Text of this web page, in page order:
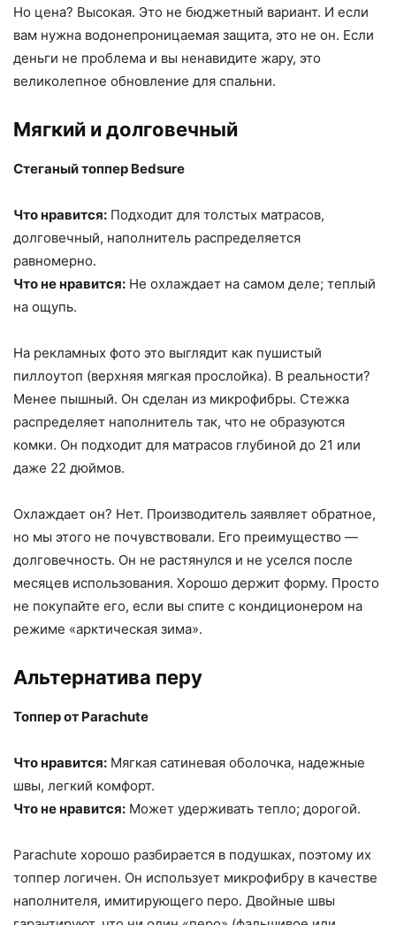
Но цена? Высокая. Это не бюджетный вариант. И если
вам нужна водонепроницаемая защита, это не он. Если
деньги не проблема и вы ненавидите жару, это
великолепное обновление для спальни.
Мягкий и долговечный
Стеганый топпер Bedsure
Что нравится: Подходит для толстых матрасов,
долговечный, наполнитель распределяется
равномерно.
Что не нравится: Не охлаждает на самом деле; теплый
на ощупь.
На рекламных фото это выглядит как пушистый
пиллоутоп (верхняя мягкая прослойка). В реальности?
Менее пышный. Он сделан из микрофибры. Стежка
распределяет наполнитель так, что не образуются
комки. Он подходит для матрасов глубиной до 21 или
даже 22 дюймов.
Охлаждает он? Нет. Производитель заявляет обратное,
но мы этого не почувствовали. Его преимущество —
долговечность. Он не растянулся и не уселся после
месяцев использования. Хорошо держит форму. Просто
не покупайте его, если вы спите с кондиционером на
режиме «арктическая зима».
Альтернатива перу
Топпер от Parachute
Что нравится: Мягкая сатиневая оболочка, надежные
швы, легкий комфорт.
Что не нравится: Может удерживать тепло; дорогой.
Parachute хорошо разбирается в подушках, поэтому их
топпер логичен. Он использует микрофибру в качестве
наполнителя, имитирующего перо. Двойные швы